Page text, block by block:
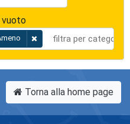
vuoto
Torna alla home page